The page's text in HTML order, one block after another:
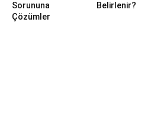
Sorununa
Çözümler
Belirlenir?